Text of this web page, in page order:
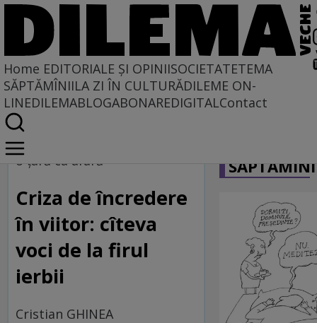
Home EDITORIALE ȘI OPINIISOCIETATETEMA
SĂPTĂMÎNIILA ZI ÎN CULTURĂDILEME ON-
LINEDILEMABLOGABONAREDIGITALContact
Home
La fața locului
o țară ca afară
Criza de încredere
în viitor: cîteva
voci de la firul
ierbii
Cristian GHINEA